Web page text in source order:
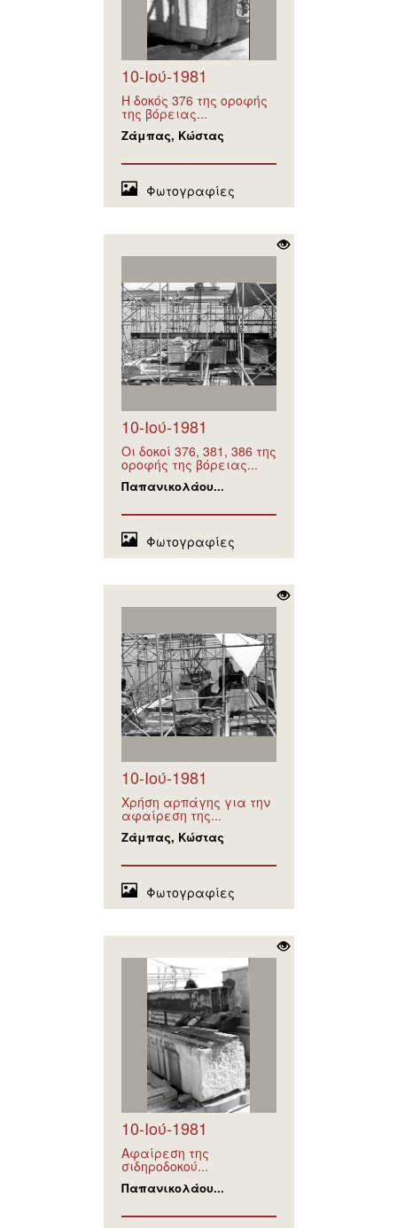
10-Ιού-1981
Η δοκός 376 της οροφής
της βόρειας...
Ζάμπας, Κώστας
Φωτογραφίες
10-Ιού-1981
Οι δοκοί 376, 381, 386 της
οροφής της βόρειας...
Παπανικολάου...
Φωτογραφίες
10-Ιού-1981
Χρήση αρπάγης για την
αφαίρεση της...
Ζάμπας, Κώστας
Φωτογραφίες
10-Ιού-1981
Αφαίρεση της
σιδηροδοκού...
Παπανικολάου...